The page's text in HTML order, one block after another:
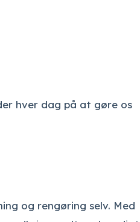
hver dag på at gøre os
og rengøring selv. Med